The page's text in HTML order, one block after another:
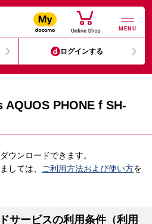
MENU
ログインする
PHONE f SH-
ウンロードできます。
しては、
ご利用方法および使い方を
サービスの利用条件（利用